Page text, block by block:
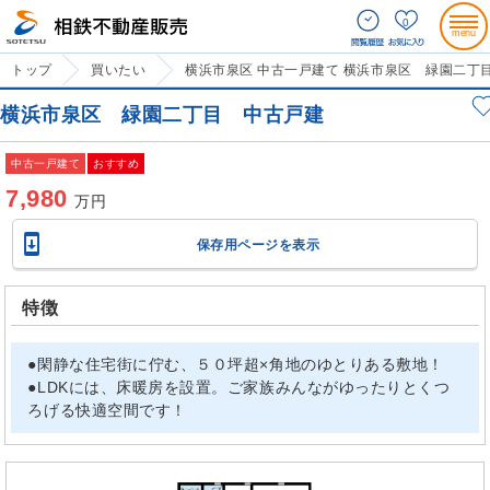
0
トップ 買いたい 横浜市泉区 中古一戸建て 横浜市泉区 緑園二
横浜市泉区 緑園二丁目 中古戸建
中古一戸建て おすすめ
7,980万円
 保存用ページを表示
特徴
●閑静な住宅街に佇む、５０坪超×角地のゆとりある敷地！
●LDKには、床暖房を設置。ご家族みんながゆったりとくつ
ろげる快適空間です！